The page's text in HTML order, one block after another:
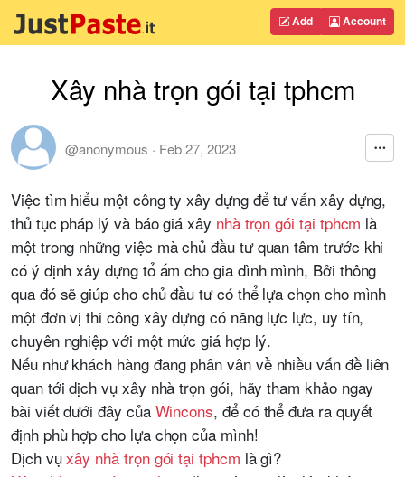
Add Account
Xây nhà trọn gói tại tphcm
@anonymous · Feb 27, 2023
Việc tìm hiểu một công ty xây dựng để tư vấn xây dựng,
thủ tục pháp lý và báo giá xây nhà trọn gói tại tphcm là
một trong những việc mà chủ đầu tư quan tâm trước khi
có ý định xây dựng tổ ấm cho gia đình mình, Bởi thông
qua đó sẽ giúp cho chủ đầu tư có thể lựa chọn cho mình
một đơn vị thi công xây dựng có năng lực lực, uy tín,
chuyên nghiệp với một mức giá hợp lý.
Nếu như khách hàng đang phân vân về nhiều vấn đề liên
quan tới dịch vụ xây nhà trọn gói, hãy tham khảo ngay
bài viết dưới đây của Wincons, để có thể đưa ra quyết
định phù hợp cho lựa chọn của mình!
Dịch vụxây nhà trọn gói tại tphcm là gì?